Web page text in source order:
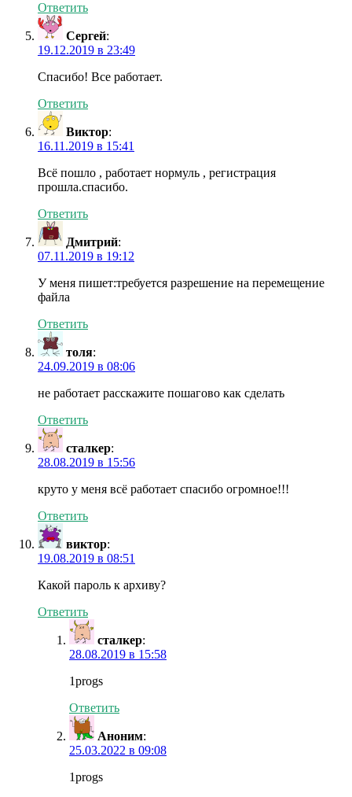
Ответить
Сергей:
19.12.2019 в 23:49
Спасибо! Все работает.
Ответить
Виктор:
16.11.2019 в 15:41
Всё пошло , работает нормуль , регистрация
прошла.спасибо.
Ответить
Дмитрий:
07.11.2019 в 19:12
У меня пишет:требуется разрешение на перемещение
файла
Ответить
толя:
24.09.2019 в 08:06
не работает расскажите пошагово как сделать
Ответить
сталкер:
28.08.2019 в 15:56
круто у меня всё работает спасибо огромное!!!
Ответить
виктор:
19.08.2019 в 08:51
Какой пароль к архиву?
Ответить
сталкер:
28.08.2019 в 15:58
1progs
Ответить
Аноним:
25.03.2022 в 09:08
1progs